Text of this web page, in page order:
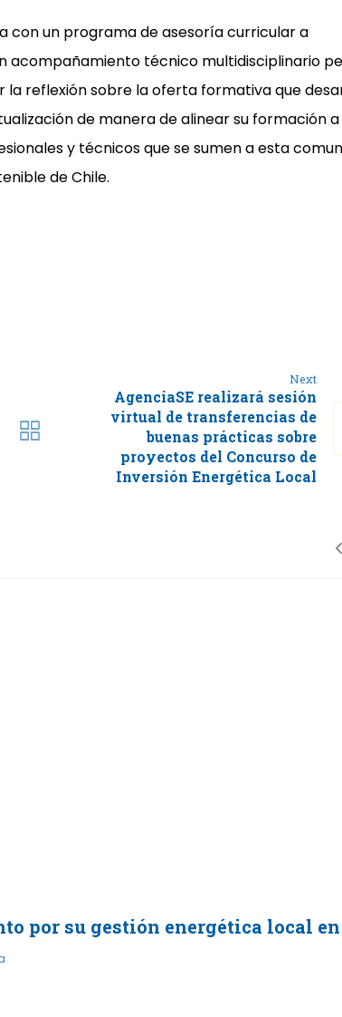
con un programa de asesoría curricular a
acompañamiento técnico multidisciplinario
la reflexión sobre la oferta formativa que
de manera de alinear su formación
y técnicos que se sumen a esta
de Chile.
Next
AgenciaSE realizará sesión
virtual de transferencias de
buenas prácticas sobre
proyectos del Concurso de
Inversión Energética Local
por su gestión energética local